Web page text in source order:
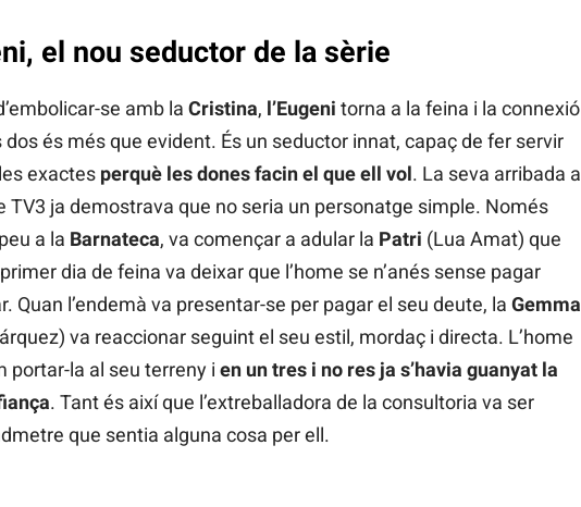
el nou seductor de la sèrie
se amb la Cristina, l’Eugeni torna a la feina i la connexió
és més que evident. És un seductor innat, capaç de fer servir
exactesperquè les dones facin el que ell vol. La seva arribada a
TV3 ja demostrava que no seria un personatge simple. Només
a la Barnateca, va començar a adular la Patri (Lua Amat) que
dia de feina va deixar que l’home se n’anés sense pagar
Quan l’endemà va presentar-se per pagar el seu deute, la Gemma
va reaccionar seguint el seu estil, mordaç i directa. L’home
portar-la al seu terreny i en un tres i no res ja s’havia guanyat la
. Tant és així que l’extreballadora de la consultoria va ser
que sentia alguna cosa per ell.